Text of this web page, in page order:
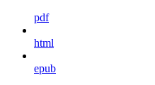
pdf
html
epub